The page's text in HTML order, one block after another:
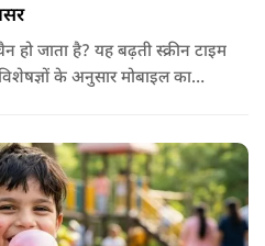
जाता है? यह बढ़ती स्क्रीन टाइम
के अनुसार मोबाइल का